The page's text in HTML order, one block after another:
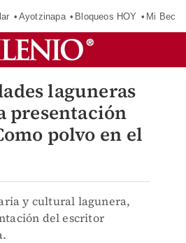
Ayotzinapa Bloqueos HOY Mi Beca
laguneras
presentación
polvo en el
y cultural lagunera,
del escritor